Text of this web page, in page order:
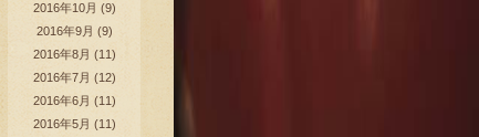
2016年10月 (9)
2016年9月 (9)
2016年8月 (11)
2016年7月 (12)
2016年6月 (11)
2016年5月 (11)